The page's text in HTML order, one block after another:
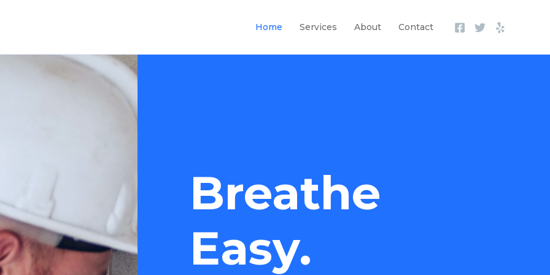
Home Services About Contact
Breathe
Easy.